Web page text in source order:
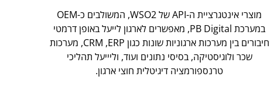
מוצרי אינטגרציית ה-API של WSO2, המשולבים כ-OEM
במערכת PB Digital, מאפשרים לארגון לייעל באופן דרמטי
חיבורים בין מערכות ארגוניות שונות כגון CRM ,ERP, מערכות
שכר ולוגיסטיקה, בסיסי נתונים ועוד, וליייעל תהליכי
טרנספורמציה דיגיטלית חוצי ארגון.